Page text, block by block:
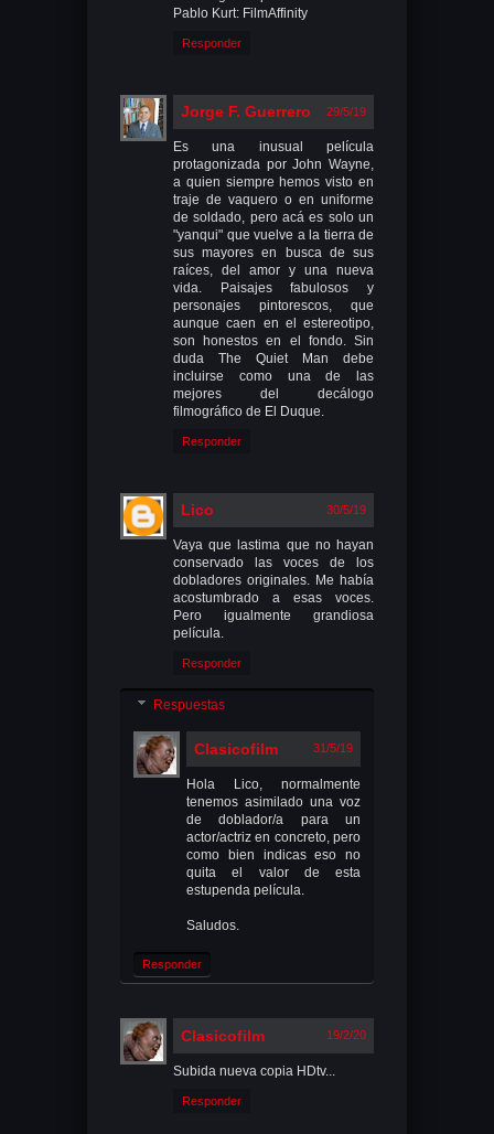
Pablo Kurt: FilmAffinity
Responder
Jorge F. Guerrero 29/5/19
Es una inusual película
protagonizada por John Wayne,
a quien siempre hemos visto en
traje de vaquero o en uniforme
de soldado, pero acá es solo un
"yanqui" que vuelve a la tierra de
sus mayores en busca de sus
raíces, del amor y una nueva
vida. Paisajes fabulosos y
personajes pintorescos, que
aunque caen en el estereotipo,
son honestos en el fondo. Sin
duda The Quiet Man debe
incluirse como una de las
mejores del decálogo
filmográfico de El Duque.
Responder
Lico 30/5/19
Vaya que lastima que no hayan
conservado las voces de los
dobladores originales. Me había
acostumbrado a esas voces.
Pero igualmente grandiosa
película.
Responder
Respuestas
Clasicofilm 31/5/19
Hola Lico, normalmente
tenemos asimilado una voz
de doblador/a para un
actor/actriz en concreto, pero
como bien indicas eso no
quita el valor de esta
estupenda película.
Saludos.
Responder
Clasicofilm 19/2/20
Subida nueva copia HDtv...
Responder